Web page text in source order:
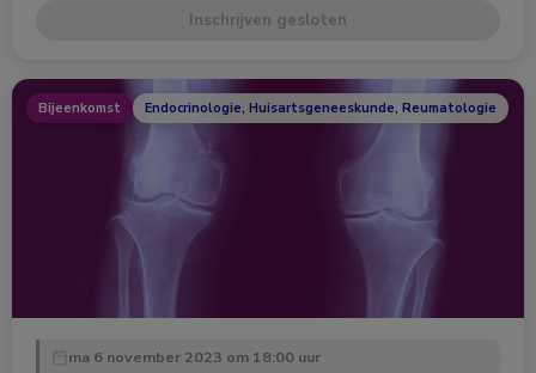
Inschrijven gesloten
Bijeenkomst Endocrinologie, Huisartsgeneeskunde, Reumatologie
ma 6 november 2023 om 18:00 uur